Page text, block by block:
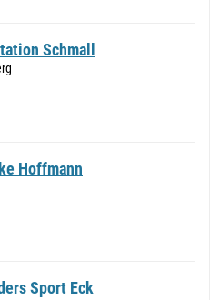
Schmall
Hoffmann
Sport Eck